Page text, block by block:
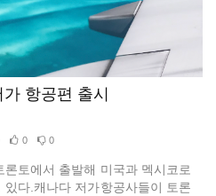
항공편 출시
0 0
토에서 출발해 미국과 멕시코로
다.캐나다 저가항공사들이 토론